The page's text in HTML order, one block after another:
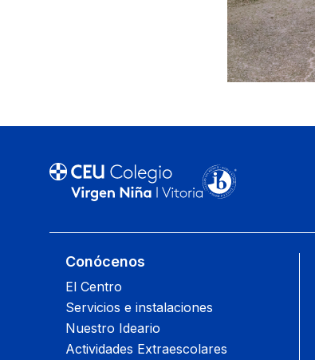
Conócenos
El Centro
Servicios e instalaciones
Nuestro Ideario
Actividades Extraescolares